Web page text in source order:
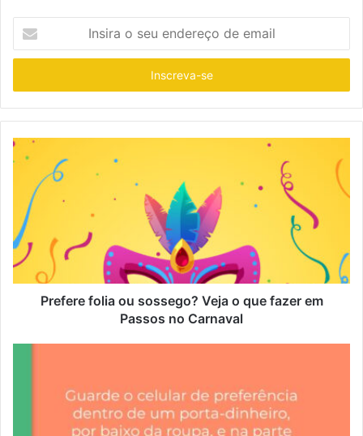
s
r
a
s
e
d
e
r
e
Prefere folia ou sossego? Veja o que fazer em
Passos no Carnaval